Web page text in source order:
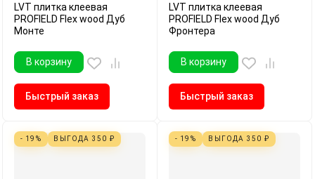
LVT плитка клеевая
PROFIELD Flex wood Дуб
Монте
В корзину
Быстрый заказ
LVT плитка клеевая
PROFIELD Flex wood Дуб
Фронтера
В корзину
Быстрый заказ
- 19% ВЫГОДА 350 ₽ - 19% ВЫГОДА 350 ₽